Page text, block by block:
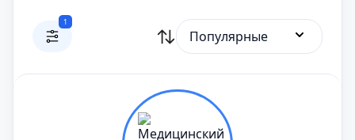
1
Популярные